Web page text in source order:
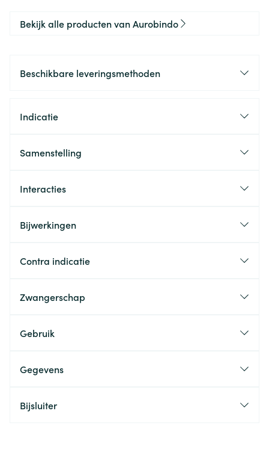
Bekijk alle producten van Aurobindo
Beschikbare leveringsmethoden
Indicatie
Samenstelling
Interacties
Bijwerkingen
Contra indicatie
Zwangerschap
Gebruik
Gegevens
Bijsluiter